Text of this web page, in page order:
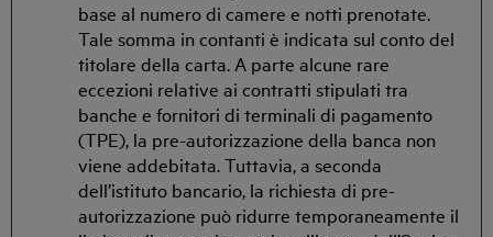
base al numero di camere e notti prenotate.
Tale somma in contanti è indicata sul conto del
titolare della carta. A parte alcune rare
eccezioni relative ai contratti stipulati tra
banche e fornitori di terminali di pagamento
(TPE), la pre-autorizzazione della banca non
viene addebitata. Tuttavia, a seconda
dell’istituto bancario, la richiesta di pre-
autorizzazione può ridurre temporaneamente il